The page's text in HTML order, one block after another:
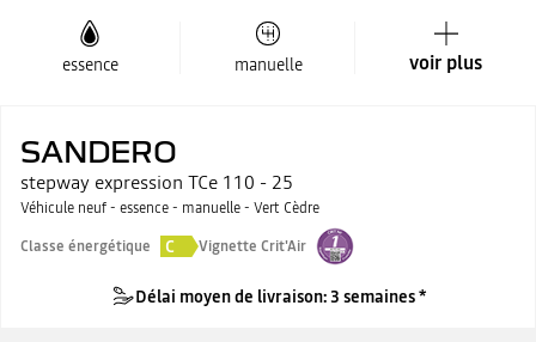
essence manuelle voir plus
SANDERO
stepway expression TCe 110 - 25
Véhicule neuf - essence - manuelle - Vert Cèdre
Classe énergétique
C Vignette Crit'Air
Délai moyen de livraison: 3 semaines *